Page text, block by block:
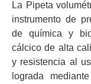
La Pipeta
instrumento de
de química y
cálcico de alta
y resistencia al
lograda